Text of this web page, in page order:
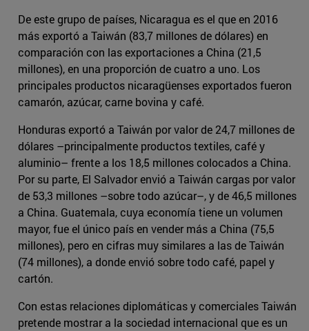
De este grupo de países, Nicaragua es el que en 2016
más exportó a Taiwán (83,7 millones de dólares) en
comparación con las exportaciones a China (21,5
millones), en una proporción de cuatro a uno. Los
principales productos nicaragüenses exportados fueron
camarón, azúcar, carne bovina y café.
Honduras exportó a Taiwán por valor de 24,7 millones de
dólares –principalmente productos textiles, café y
aluminio– frente a los 18,5 millones colocados a China.
Por su parte, El Salvador envió a Taiwán cargas por valor
de 53,3 millones –sobre todo azúcar–, y de 46,5 millones
a China. Guatemala, cuya economía tiene un volumen
mayor, fue el único país en vender más a China (75,5
millones), pero en cifras muy similares a las de Taiwán
(74 millones), a donde envió sobre todo café, papel y
cartón.
Con estas relaciones diplomáticas y comerciales Taiwán
pretende mostrar a la sociedad internacional que es un